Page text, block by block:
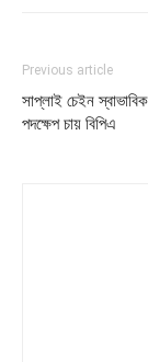
Previous article
সাপ্লাই চেইন
পদক্ষেপ চায় বিপিএ